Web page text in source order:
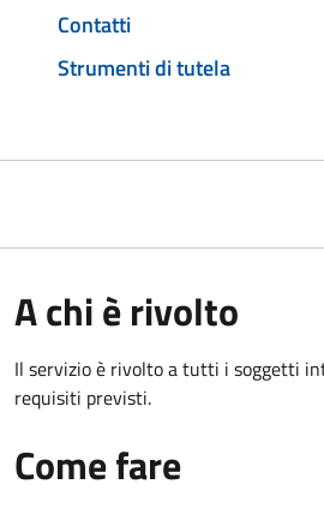
Contatti
Strumenti di tutela
A chi è rivolto
Il servizio è rivolto a tutti i soggetti
requisiti previsti.
Come fare